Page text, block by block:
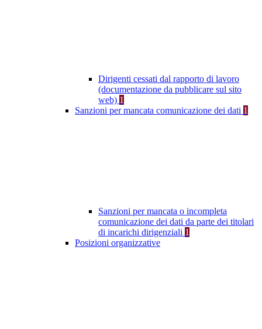
Dirigenti cessati dal rapporto di lavoro
(documentazione da pubblicare sul sito
web) 1
Sanzioni per mancata comunicazione dei dati 1
Sanzioni per mancata o incompleta
comunicazione dei dati da parte dei titolari
di incarichi dirigenziali 1
Posizioni organizzative